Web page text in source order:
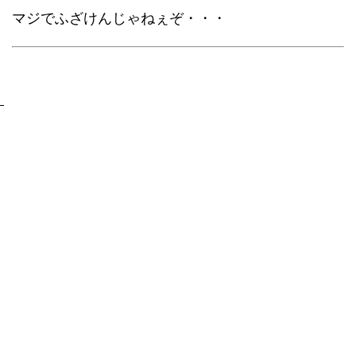
マジでふざけんじゃねぇぞ・・・